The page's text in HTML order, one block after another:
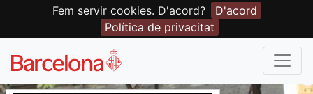
Fem servir cookies. D'acord?
D'acord
Política de privacitat